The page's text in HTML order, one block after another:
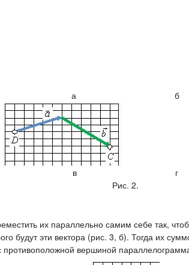
а б
в г
Рис. 2.
их параллельно самим себе так,
будут эти вектора (рис. 3, б). Тогда их
вершиной